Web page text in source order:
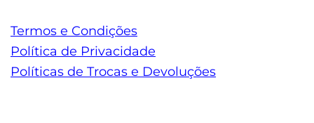
Termos e Condições
Política de Privacidade
Políticas de Trocas e Devoluções